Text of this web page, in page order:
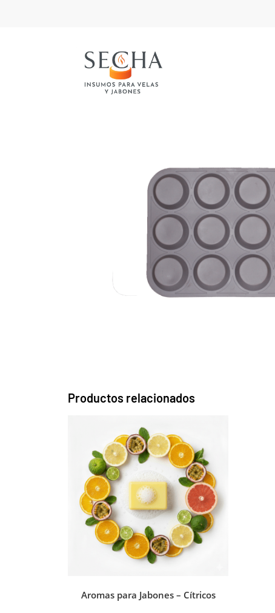
Productos relacionados
Aromas para Jabones – Cítricos